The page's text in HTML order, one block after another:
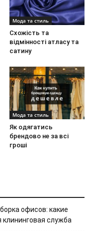
Мода та стиль
Схожість та
відмінності атласу та
сатину
Мода та стиль
Як одягатись
брендово не за всі
гроші
офисов: какие
клининговая служба